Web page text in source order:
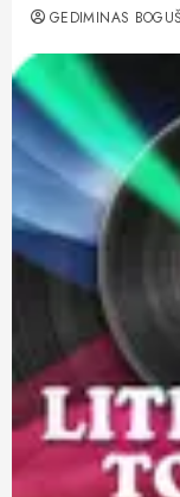
GEDIMINAS